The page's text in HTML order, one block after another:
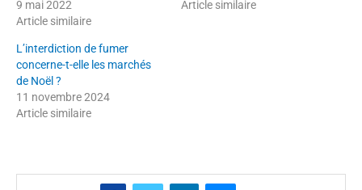
9 mai 2022
Article similaire
Article similaire
L’interdiction de fumer
concerne-t-elle les marchés
de Noël ?
11 novembre 2024
Article similaire